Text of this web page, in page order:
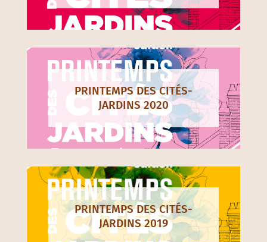
PRINTEMPS DES CITÉS-
JARDINS 2020
PRINTEMPS DES CITÉS-
JARDINS 2019